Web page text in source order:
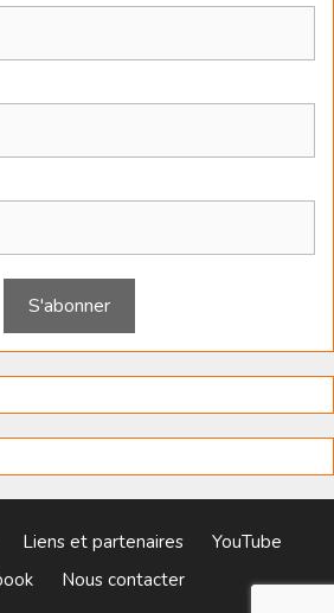
Liens et partenaires
YouTube
Nous contacter